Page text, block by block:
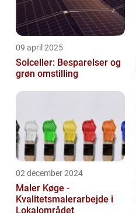
09 april 2025
Solceller: Besparelser og
grøn omstilling
02 december 2024
Maler Køge -
Kvalitetsmalerarbejde i
Lokalområdet